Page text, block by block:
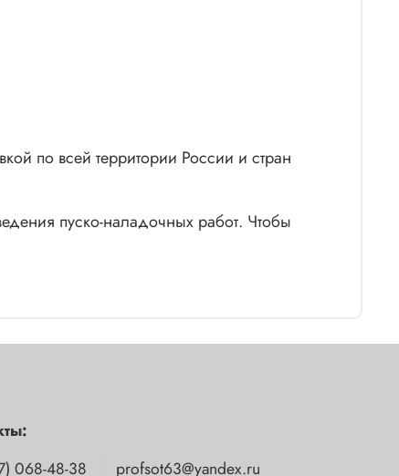
по всей территории России и стран
пуско-наладочных работ. Чтобы
068-48-38
profsot63@yandex.ru